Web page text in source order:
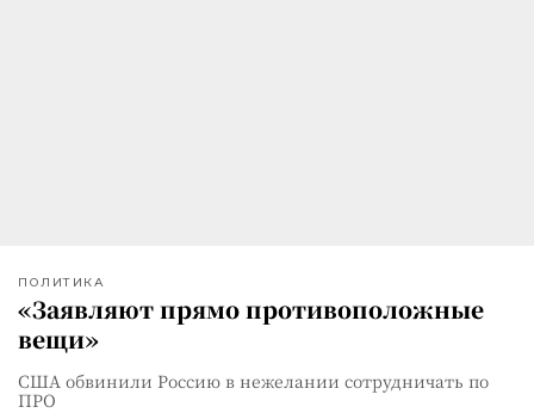
ПОЛИТИКА
«Заявляют прямо противоположные
вещи»
США обвинили Россию в нежелании сотрудничать по
ПРО